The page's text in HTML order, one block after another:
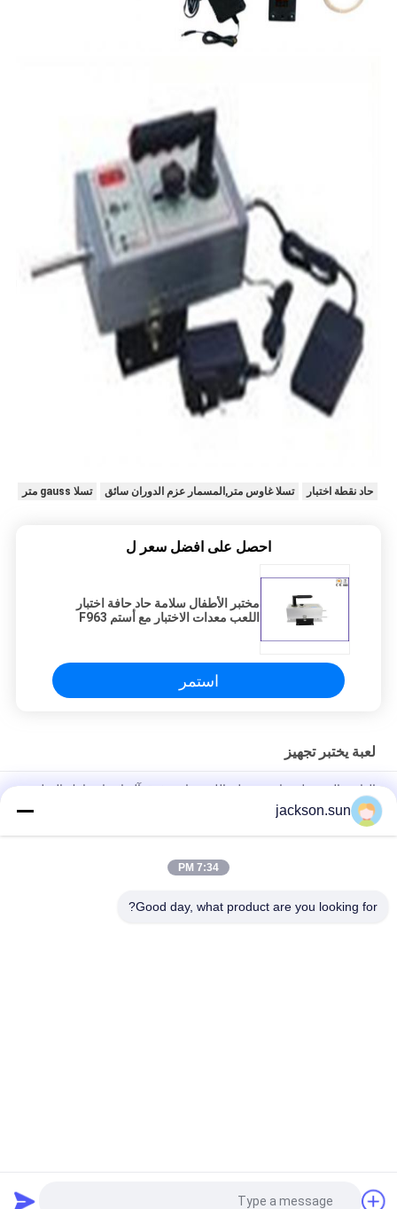
حاد نقطة اختبار تسلا غاوس متر,المسمار عزم الدوران سائق تسلا gauss متر
احصل على افضل سعر ل
مختبر الأطفال سلامة حاد حافة اختبار
اللعب معدات الاختبار مع أستم F963
استمر
لعبة يختبر تجهيز
الهاتف المحمول شاشة تعمل باللمس انقر فوق آلة اختبار مارك الصليب
الحياة 1.3NM 0-180 مرة / دقيقة
إسو 8124-4 6.3 لعب حواجز ودرابزين قوة ديناميكية يختبر آلة
إس 9873-4 إسو 8124-4 6.1.2 يتأرجح ونشاط ألعاب الاستقرار تستر-
jackson.sun
7:34 PM
Good day, what product are you looking for?